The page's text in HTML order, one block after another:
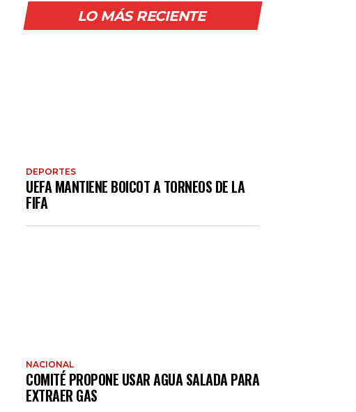
LO MÁS RECIENTE
DEPORTES
UEFA MANTIENE BOICOT A TORNEOS DE LA
FIFA
NACIONAL
COMITÉ PROPONE USAR AGUA SALADA PARA
EXTRAER GAS